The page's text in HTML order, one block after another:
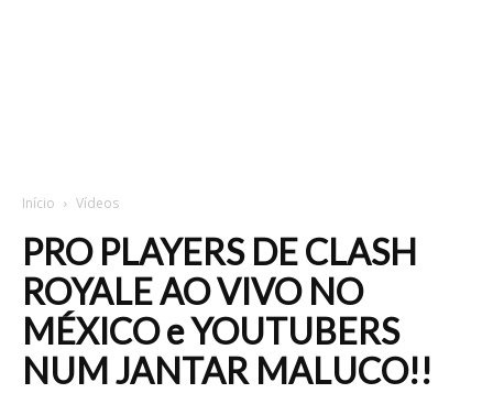
Início Vídeos
PRO PLAYERS DE CLASH
ROYALE AO VIVO NO
MÉXICO e YOUTUBERS
NUM JANTAR MALUCO!!